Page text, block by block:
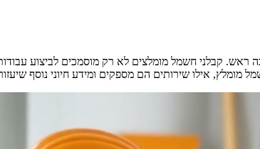
קבלני חשמל מומלצים לא רק מוסמכים לביצוע
אילו שירותים הם מספקים ומידע חיוני נוסף